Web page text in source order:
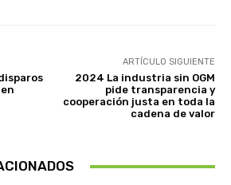
ARTÍCULO SIGUIENTE
2024 La industria sin OGM
pide transparencia y
cooperación justa en toda la
cadena de valor